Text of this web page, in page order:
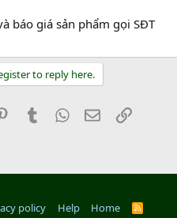
báo giá sản phẩm gọi SĐT
to reply here.
PinterestTumblrWhatsApp
EmailLink
policy Help Home
R